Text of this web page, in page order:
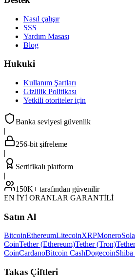
Nasıl çalışır
SSS
Yardım Masası
Blog
Hukuki
Kullanım Şartları
Gizlilik Politikası
Yetkili otoriteler için
Banka seviyesi güvenlik
|
256-bit şifreleme
|
Sertifikalı platform
|
150K+ tarafından güvenilir
EN İYİ ORANLAR GARANTİLİ
Satın Al
BitcoinEthereumLitecoinXRPMonero
CoinTether (Ethereum)Tether (Tron)
CoinCardanoBitcoin CashDogecoinShiba
Takas Çiftleri